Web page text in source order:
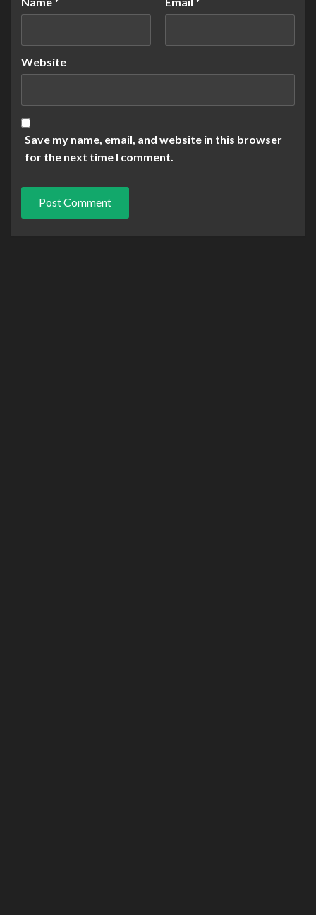
Website
Save my name, email, and website in this browser
for the next time I comment.